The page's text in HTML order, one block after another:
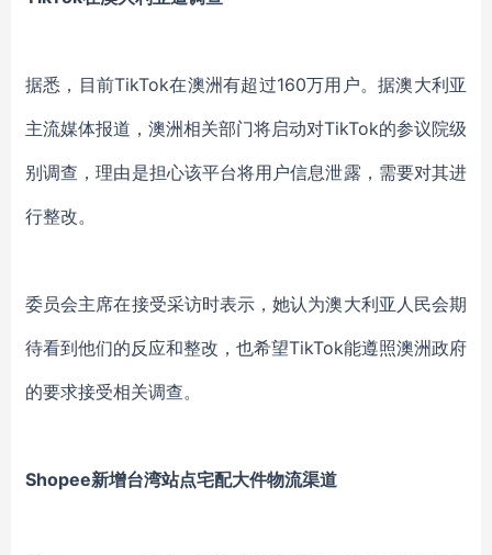
据悉，目前TikTok在澳洲有超过160万用户。据澳大利亚
主流媒体报道，澳洲相关部门将启动对TikTok的参议院级
别调查，理由是担心该平台将用户信息泄露，需要对其进
行整改。
委员会主席在接受采访时表示，她认为澳大利亚人民会期
待看到他们的反应和整改，也希望TikTok能遵照澳洲政府
的要求接受相关调查。
Shopee新增台湾站点宅配大件物流渠道